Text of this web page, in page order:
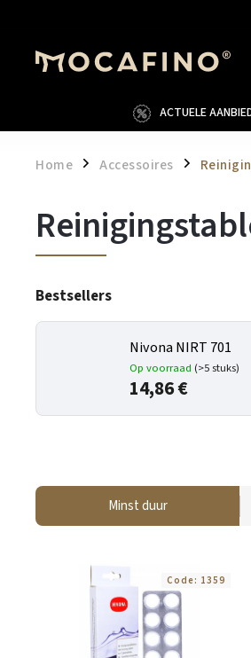
ACTUELE
Home / Accessoires /
Bestsellers
Nivona NIRT 701
Op voorraad (>5 stuks)
14,86 €
Minst duur
Code: 1359